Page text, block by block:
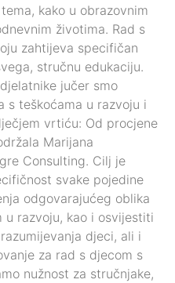
kako u obrazovnim
životima. Rad s
zahtijeva specifičan
stručnu edukaciju.
jučer smo
s teškoćama u razvoju i
vrtiću: Od procjene
Marijana
Consulting. Cilj je
svake pojedine
odgovarajućeg oblika
razvoju, kao i osvijestiti
djeci, ali i
za rad s djecom s
nužnost za stručnjake,